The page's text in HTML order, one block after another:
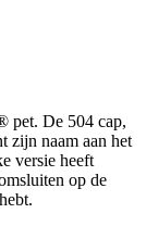
pet. De 504 cap,
zijn naam aan het
versie heeft
op de